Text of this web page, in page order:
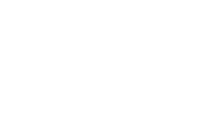
ALKOHOLFREI MENGE